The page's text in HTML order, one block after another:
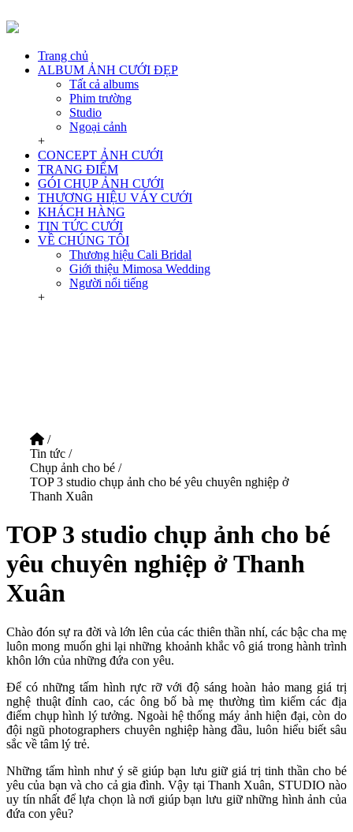
Trang chủ
ALBUM ẢNH CƯỚI ĐẸP
Tất cả albums
Phim trường
Studio
Ngoại cảnh
+
CONCEPT ẢNH CƯỚI
TRANG ĐIỂM
GÓI CHỤP ẢNH CƯỚI
THƯƠNG HIỆU VÁY CƯỚI
KHÁCH HÀNG
TIN TỨC CƯỚI
VỀ CHÚNG TÔI
Thương hiệu Cali Bridal
Giới thiệu Mimosa Wedding
Người nổi tiếng
+
/
Tin tức /
Chụp ảnh cho bé /
TOP 3 studio chụp ảnh cho bé yêu chuyên nghiệp ở
Thanh Xuân
TOP 3 studio chụp ảnh cho bé
yêu chuyên nghiệp ở Thanh
Xuân
Chào đón sự ra đời và lớn lên của các thiên thần nhí, các bậc cha mẹ
luôn mong muốn ghi lại những khoảnh khắc vô giá trong hành trình
khôn lớn của những đứa con yêu.
Để có những tấm hình rực rỡ với độ sáng hoàn hảo mang giá trị
nghệ thuật đỉnh cao, các ông bố bà mẹ thường tìm kiếm các địa
điểm chụp hình lý tưởng. Ngoài hệ thống máy ảnh hiện đại, còn do
đội ngũ photographers chuyên nghiệp hàng đầu, luôn hiểu biết sâu
sắc về tâm lý trẻ.
Những tấm hình như ý sẽ giúp bạn lưu giữ giá trị tinh thần cho bé
yêu của bạn và cho cả gia đình. Vậy tại Thanh Xuân, STUDIO nào
uy tín nhất để lựa chọn là nơi giúp bạn lưu giữ những hình ảnh của
đứa con yêu?